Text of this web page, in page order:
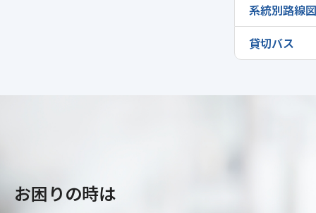
系統別路線図
貸切バス
お困りの時は